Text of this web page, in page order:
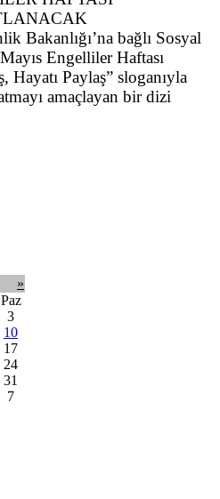
Bakanlığı’na bağlı Sosyal
Engelliler Haftası
Hayatı Paylaş” sloganıyla
amaçlayan bir dizi
»
Paz
3
10
17
24
31
7